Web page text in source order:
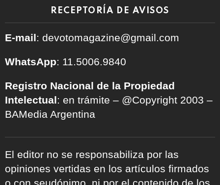
RECEPTORÍA DE AVISOS
E-mail: devotomagazine@gmail.com
WhatsApp: 11.5006.9840
Registro Nacional de la Propiedad
Intelectual: en trámite – @Copyright 2003 –
BAMedia Argentina
El editor no se responsabiliza por las
opiniones vertidas en los artículos firmados
o con seudónimo, ni por el contenido de los